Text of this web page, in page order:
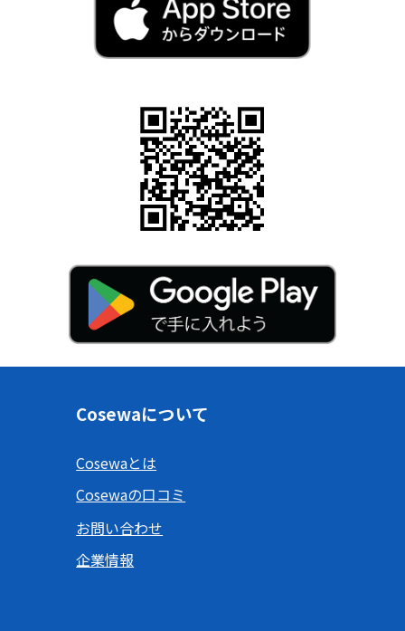
Cosewaについて
Cosewaとは
Cosewaの口コミ
お問い合わせ
企業情報